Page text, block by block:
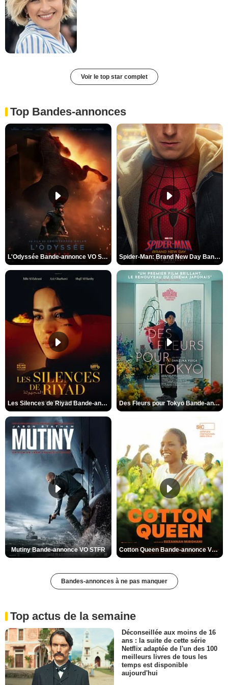
Voir le top star complet
Top Bandes-annonces
L'Odyssée Bande-annonce VO STFR Spider-Man: Brand New Day Bande-annonce VO STFR
Les Silences de Riyad Bande-annonce VO STFR Des Fleurs pour Tokyo Bande-annonce VO STFR
Mutiny Bande-annonce VO STFR Cotton Queen Bande-annonce VO STFR
Bandes-annonces à ne pas manquer
Top actus de la semaine
Déconseillée aux moins de 16
ans : la suite de cette série
Netflix adaptée de l'un des 100
meilleurs livres de tous les
temps est disponible
aujourd'hui